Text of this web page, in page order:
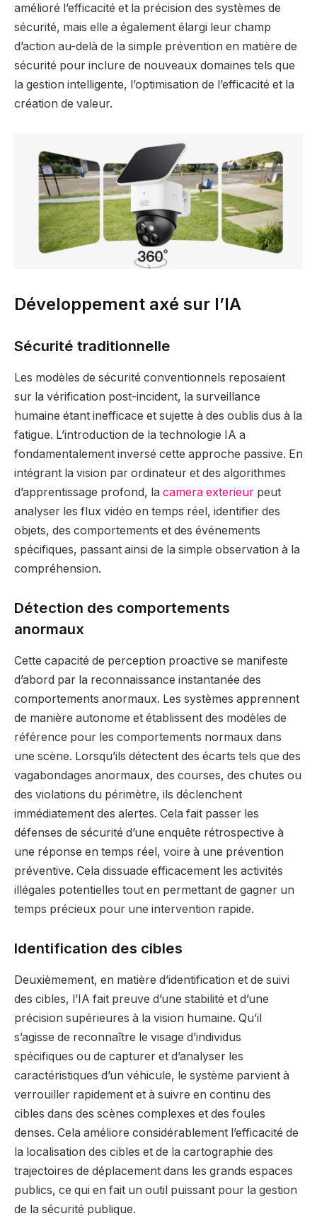
amélioré l’efficacité et la précision des systèmes de
sécurité, mais elle a également élargi leur champ
d’action au-delà de la simple prévention en matière de
sécurité pour inclure de nouveaux domaines tels que
la gestion intelligente, l’optimisation de l’efficacité et la
création de valeur.
Développement axé sur l’IA
Sécurité traditionnelle
Les modèles de sécurité conventionnels reposaient
sur la vérification post-incident, la surveillance
humaine étant inefficace et sujette à des oublis dus à la
fatigue. L’introduction de la technologie IA a
fondamentalement inversé cette approche passive. En
intégrant la vision par ordinateur et des algorithmes
d’apprentissage profond, la camera exterieur peut
analyser les flux vidéo en temps réel, identifier des
objets, des comportements et des événements
spécifiques, passant ainsi de la simple observation à la
compréhension.
Détection des comportements
anormaux
Cette capacité de perception proactive se manifeste
d’abord par la reconnaissance instantanée des
comportements anormaux. Les systèmes apprennent
de manière autonome et établissent des modèles de
référence pour les comportements normaux dans
une scène. Lorsqu’ils détectent des écarts tels que des
vagabondages anormaux, des courses, des chutes ou
des violations du périmètre, ils déclenchent
immédiatement des alertes. Cela fait passer les
défenses de sécurité d’une enquête rétrospective à
une réponse en temps réel, voire à une prévention
préventive. Cela dissuade efficacement les activités
illégales potentielles tout en permettant de gagner un
temps précieux pour une intervention rapide.
Identification des cibles
Deuxièmement, en matière d’identification et de suivi
des cibles, l’IA fait preuve d’une stabilité et d’une
précision supérieures à la vision humaine. Qu’il
s’agisse de reconnaître le visage d’individus
spécifiques ou de capturer et d’analyser les
caractéristiques d’un véhicule, le système parvient à
verrouiller rapidement et à suivre en continu des
cibles dans des scènes complexes et des foules
denses. Cela améliore considérablement l’efficacité de
la localisation des cibles et de la cartographie des
trajectoires de déplacement dans les grands espaces
publics, ce qui en fait un outil puissant pour la gestion
de la sécurité publique.